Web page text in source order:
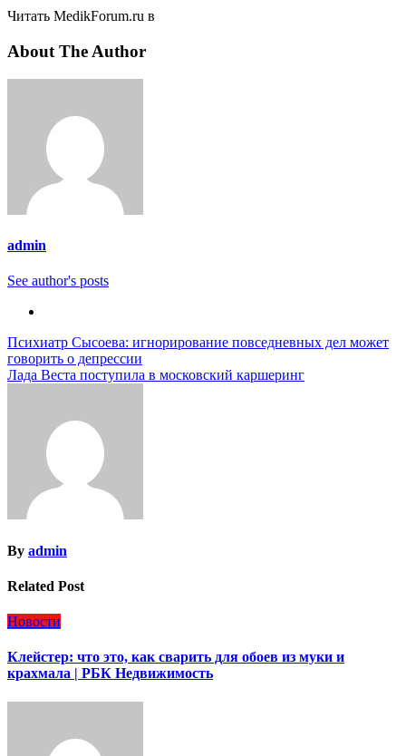
Читать MedikForum.ru в
About The Author
admin
See author's posts
Навигация
по
Психиатр Сысоева: игнорирование повседневных дел может
говорить о депрессии
Лада Веста поступила в московский каршеринг
By admin
Related Post
Новости
Клейстер: что это, как сварить для обоев из муки и
крахмала | РБК Недвижимость